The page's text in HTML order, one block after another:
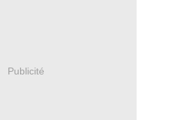
Publicité